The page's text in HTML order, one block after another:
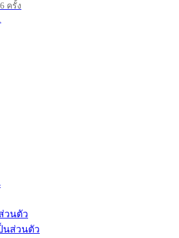
ครั้ง
วนตัว
นส่วนตัว